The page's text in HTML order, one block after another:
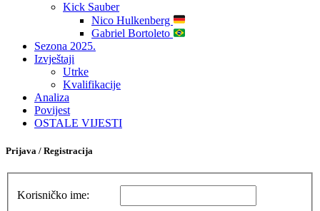
Kick Sauber
Nico Hulkenberg
Gabriel Bortoleto
Sezona 2025.
Izvještaji
Utrke
Kvalifikacije
Analiza
Povijest
OSTALE VIJESTI
Prijava / Registracija
Korisničko ime: